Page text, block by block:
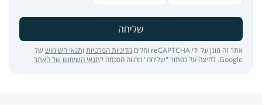
שליחה
אתר זה מוגן על ידי reCAPTCHA וחלים מדיניות הפרטיות ותנאי השימוש של
Google. לחיצה על כפתור "שליחה" מהווה הסכמה ל
תנאי השימוש של האתר.